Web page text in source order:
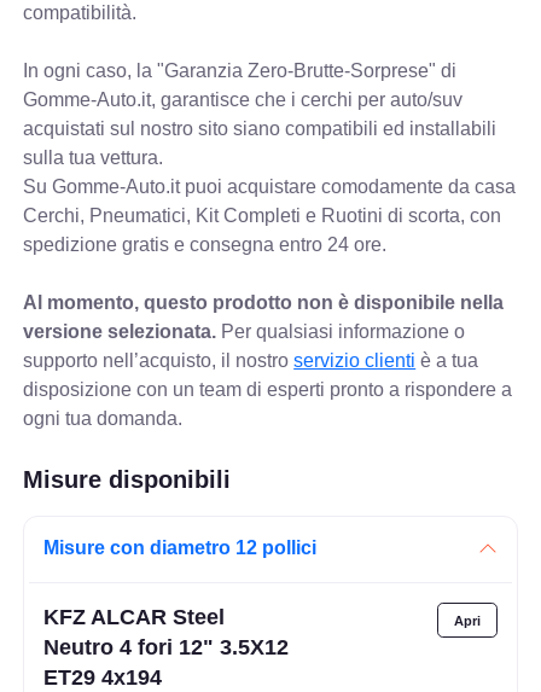
compatibilità.
In ogni caso, la "Garanzia Zero-Brutte-Sorprese" di
Gomme-Auto.it, garantisce che i cerchi per auto/suv
acquistati sul nostro sito siano compatibili ed installabili
sulla tua vettura.
Su Gomme-Auto.it puoi acquistare comodamente da casa
Cerchi, Pneumatici, Kit Completi e Ruotini di scorta, con
spedizione gratis e consegna entro 24 ore.
Al momento, questo prodotto non è disponibile nella
versione selezionata. Per qualsiasi informazione o
supporto nell’acquisto, il nostroservizio clienti è a tua
disposizione con un team di esperti pronto a rispondere a
ogni tua domanda.
Misure disponibili
Misure con diametro 12 pollici
KFZ ALCAR Steel
Neutro 4 fori 12" 3.5X12
ET29 4x194